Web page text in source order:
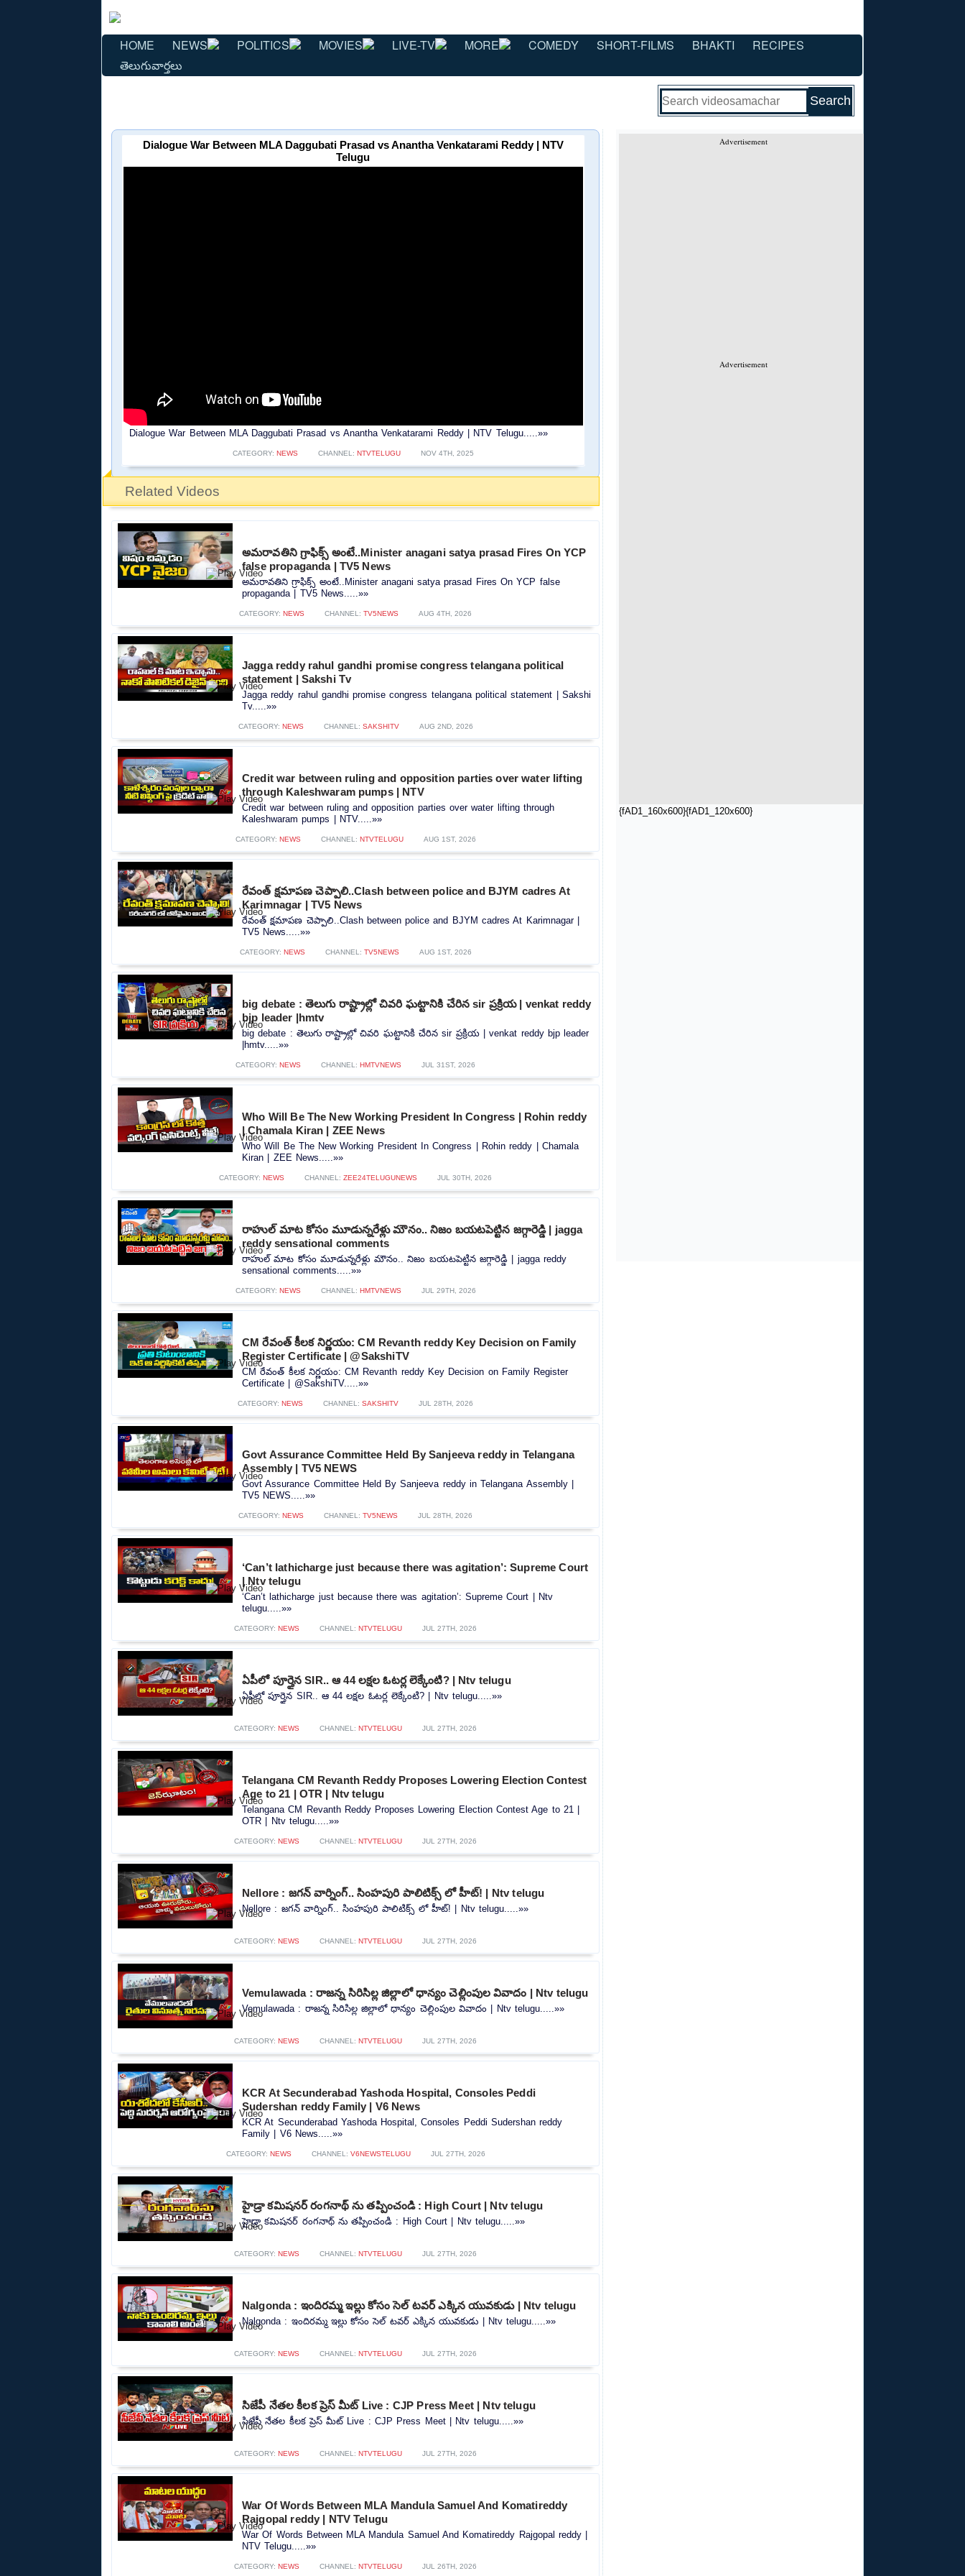
HOME NEWS POLITICS MOVIES LIVE-TV MORE COMEDY SHORT-FILMS BHAKTI
RECIPES
తెలుగువార్తలు
Advertisement
Advertisement
{fAD1_160x600}{fAD1_120x600}
Dialogue War Between MLA Daggubati Prasad vs Anantha Venkatarami Reddy | NTV
Telugu
Dialogue War Between MLA Daggubati Prasad vs Anantha Venkatarami Reddy | NTV Telugu.....»»
CATEGORY: NEWS CHANNEL: NTVTELUGU NOV 4TH, 2025
Related Videos
అమరావతిని గ్రాఫిక్స్ అంటే..Minister anagani satya prasad Fires On YCP
false propaganda | TV5 News
అమరావతిని గ్రాఫిక్స్ అంటే..Minister anagani satya prasad Fires On YCP false
propaganda | TV5 News.....»»
CATEGORY: NEWS CHANNEL: TV5NEWS AUG 4TH, 2026
Jagga reddy rahul gandhi promise congress telangana political
statement | Sakshi Tv
Jagga reddy rahul gandhi promise congress telangana political statement | Sakshi
Tv.....»»
CATEGORY: NEWS CHANNEL: SAKSHITV AUG 2ND, 2026
Credit war between ruling and opposition parties over water lifting
through Kaleshwaram pumps | NTV
Credit war between ruling and opposition parties over water lifting through
Kaleshwaram pumps | NTV.....»»
CATEGORY: NEWS CHANNEL: NTVTELUGU AUG 1ST, 2026
రేవంత్ క్షమాపణ చెప్పాలి..Clash between police and BJYM cadres At
Karimnagar | TV5 News
రేవంత్ క్షమాపణ చెప్పాలి..Clash between police and BJYM cadres At Karimnagar |
TV5 News.....»»
CATEGORY: NEWS CHANNEL: TV5NEWS AUG 1ST, 2026
big debate : తెలుగు రాష్ట్రాల్లో చివరి ఘట్టానికి చేరిన sir ప్రక్రియ | venkat reddy
bjp leader |hmtv
big debate : తెలుగు రాష్ట్రాల్లో చివరి ఘట్టానికి చేరిన sir ప్రక్రియ | venkat reddy bjp leader
|hmtv.....»»
CATEGORY: NEWS CHANNEL: HMTVNEWS JUL 31ST, 2026
Who Will Be The New Working President In Congress | Rohin reddy
| Chamala Kiran | ZEE News
Who Will Be The New Working President In Congress | Rohin reddy | Chamala
Kiran | ZEE News.....»»
CATEGORY: NEWS CHANNEL: ZEE24TELUGUNEWS JUL 30TH, 2026
రాహుల్ మాట కోసం మూడున్నరేళ్లు మౌనం.. నిజం బయటపెట్టిన జగ్గారెడ్డి | jagga
reddy sensational comments
రాహుల్ మాట కోసం మూడున్నరేళ్లు మౌనం.. నిజం బయటపెట్టిన జగ్గారెడ్డి | jagga reddy
sensational comments.....»»
CATEGORY: NEWS CHANNEL: HMTVNEWS JUL 29TH, 2026
CM రేవంత్ కీలక నిర్ణయం: CM Revanth reddy Key Decision on Family
Register Certificate | @SakshiTV
CM రేవంత్ కీలక నిర్ణయం: CM Revanth reddy Key Decision on Family Register
Certificate | @SakshiTV.....»»
CATEGORY: NEWS CHANNEL: SAKSHITV JUL 28TH, 2026
Govt Assurance Committee Held By Sanjeeva reddy in Telangana
Assembly | TV5 NEWS
Govt Assurance Committee Held By Sanjeeva reddy in Telangana Assembly |
TV5 NEWS.....»»
CATEGORY: NEWS CHANNEL: TV5NEWS JUL 28TH, 2026
‘Can’t lathicharge just because there was agitation’: Supreme Court
| Ntv telugu
‘Can’t lathicharge just because there was agitation’: Supreme Court | Ntv
telugu.....»»
CATEGORY: NEWS CHANNEL: NTVTELUGU JUL 27TH, 2026
ఏపీలో పూర్తైన SIR.. ఆ 44 లక్షల ఓటర్ల లెక్కేంటి? | Ntv telugu
ఏపీలో పూర్తైన SIR.. ఆ 44 లక్షల ఓటర్ల లెక్కేంటి? | Ntv telugu.....»»
CATEGORY: NEWS CHANNEL: NTVTELUGU JUL 27TH, 2026
Telangana CM Revanth Reddy Proposes Lowering Election Contest
Age to 21 | OTR | Ntv telugu
Telangana CM Revanth Reddy Proposes Lowering Election Contest Age to 21 |
OTR | Ntv telugu.....»»
CATEGORY: NEWS CHANNEL: NTVTELUGU JUL 27TH, 2026
Nellore : జగన్ వార్నింగ్.. సింహపురి పాలిటిక్స్ లో హీట్! | Ntv telugu
Nellore : జగన్ వార్నింగ్.. సింహపురి పాలిటిక్స్ లో హీట్! | Ntv telugu.....»»
CATEGORY: NEWS CHANNEL: NTVTELUGU JUL 27TH, 2026
Vemulawada : రాజన్న సిరిసిల్ల జిల్లాలో ధాన్యం చెల్లింపుల వివాదం | Ntv telugu
Vemulawada : రాజన్న సిరిసిల్ల జిల్లాలో ధాన్యం చెల్లింపుల వివాదం | Ntv telugu.....»»
CATEGORY: NEWS CHANNEL: NTVTELUGU JUL 27TH, 2026
KCR At Secunderabad Yashoda Hospital, Consoles Peddi
Sudershan reddy Family | V6 News
KCR At Secunderabad Yashoda Hospital, Consoles Peddi Sudershan reddy
Family | V6 News.....»»
CATEGORY: NEWS CHANNEL: V6NEWSTELUGU JUL 27TH, 2026
హైడ్రా కమిషనర్ రంగనాథ్ ను తప్పించండి : High Court | Ntv telugu
హైడ్రా కమిషనర్ రంగనాథ్ ను తప్పించండి : High Court | Ntv telugu.....»»
CATEGORY: NEWS CHANNEL: NTVTELUGU JUL 27TH, 2026
Nalgonda : ఇందిరమ్మ ఇల్లు కోసం సెల్ టవర్ ఎక్కిన యువకుడు | Ntv telugu
Nalgonda : ఇందిరమ్మ ఇల్లు కోసం సెల్ టవర్ ఎక్కిన యువకుడు | Ntv telugu.....»»
CATEGORY: NEWS CHANNEL: NTVTELUGU JUL 27TH, 2026
సిజేపీ నేతల కీలక ప్రెస్ మీట్ Live : CJP Press Meet | Ntv telugu
సిజేపీ నేతల కీలక ప్రెస్ మీట్ Live : CJP Press Meet | Ntv telugu.....»»
CATEGORY: NEWS CHANNEL: NTVTELUGU JUL 27TH, 2026
War Of Words Between MLA Mandula Samuel And Komatireddy
Rajgopal reddy | NTV Telugu
War Of Words Between MLA Mandula Samuel And Komatireddy Rajgopal reddy |
NTV Telugu.....»»
CATEGORY: NEWS CHANNEL: NTVTELUGU JUL 26TH, 2026